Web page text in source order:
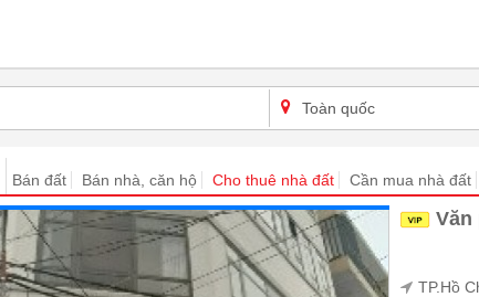
Bán đất Bán nhà, căn hộ Cho thuê nhà đất Cần mua nhà đất
Văn
TP.Hồ